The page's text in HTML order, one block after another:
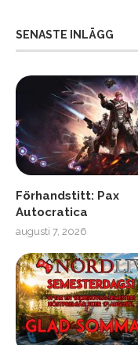
SENASTE INLÄGG
Förhandstitt: Pax
Autocratica
augusti 7, 2026